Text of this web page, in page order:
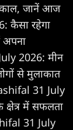
जानें आज
कैसा रहेगा
2026: मीन
से मुलाकात
31 July
क्षेत्र में सफलता
31 July